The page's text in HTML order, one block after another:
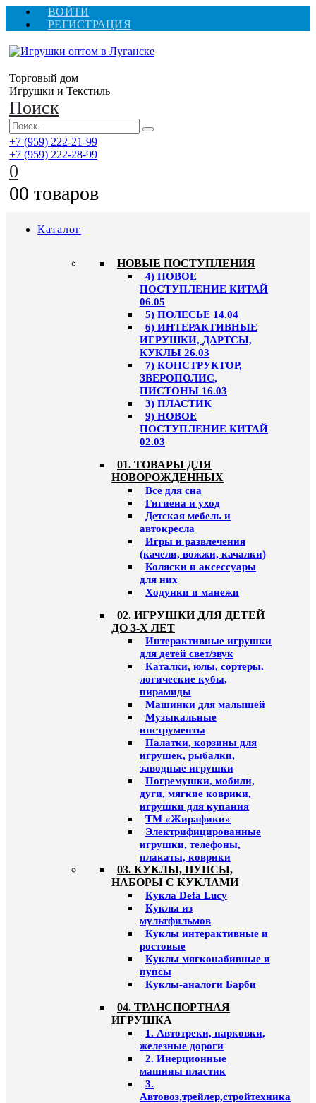
ВОЙТИ
РЕГИСТРАЦИЯ
Торговый дом
Игрушки и Текстиль
Поиск
+7 (959) 222-21-99
+7 (959) 222-28-99
0
00 товаров
Каталог
НОВЫЕ ПОСТУПЛЕНИЯ
4) НОВОЕ
ПОСТУПЛЕНИЕ КИТАЙ
06.05
5) ПОЛЕСЬЕ 14.04
6) ИНТЕРАКТИВНЫЕ
ИГРУШКИ, ДАРТСЫ,
КУКЛЫ 26.03
7) КОНСТРУКТОР,
ЗВЕРОПОЛИС,
ПИСТОНЫ 16.03
3) ПЛАСТИК
9) НОВОЕ
ПОСТУПЛЕНИЕ КИТАЙ
02.03
01. ТОВАРЫ ДЛЯ
НОВОРОЖДЕННЫХ
Все для сна
Гигиена и уход
Детская мебель и
автокресла
Игры и развлечения
(качели, вожжи, качалки)
Коляски и аксессуары
для них
Ходунки и манежи
02. ИГРУШКИ ДЛЯ ДЕТЕЙ
ДО 3-Х ЛЕТ
Интерактивные игрушки
для детей свет/звук
Каталки, юлы, сортеры.
логические кубы,
пирамиды
Машинки для малышей
Музыкальные
инструменты
Палатки, корзины для
игрушек, рыбалки,
заводные игрушки
Погремушки, мобили,
дуги, мягкие коврики,
игрушки для купания
ТМ «Жирафики»
Электрифицированные
игрушки, телефоны,
плакаты, коврики
03. КУКЛЫ, ПУПСЫ,
НАБОРЫ С КУКЛАМИ
Кукла Defa Lucy
Куклы из
мультфильмов
Куклы интерактивные и
ростовые
Куклы мягконабивные и
пупсы
Куклы-аналоги Барби
04. ТРАНСПОРТНАЯ
ИГРУШКА
1. Автотреки, парковки,
железные дороги
2. Инерционные
машины пластик
3.
Автовоз,трейлер,стройтехника